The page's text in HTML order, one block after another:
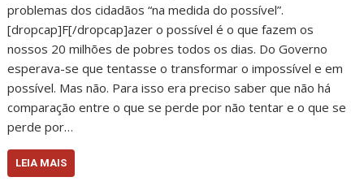
problemas dos cidadãos “na medida do possível”.
[dropcap]F[/dropcap]azer o possível é o que fazem os
nossos 20 milhões de pobres todos os dias. Do Governo
esperava-se que tentasse o transformar o impossível e em
possível. Mas não. Para isso era preciso saber que não há
comparação entre o que se perde por não tentar e o que se
perde por…
LEIA MAIS